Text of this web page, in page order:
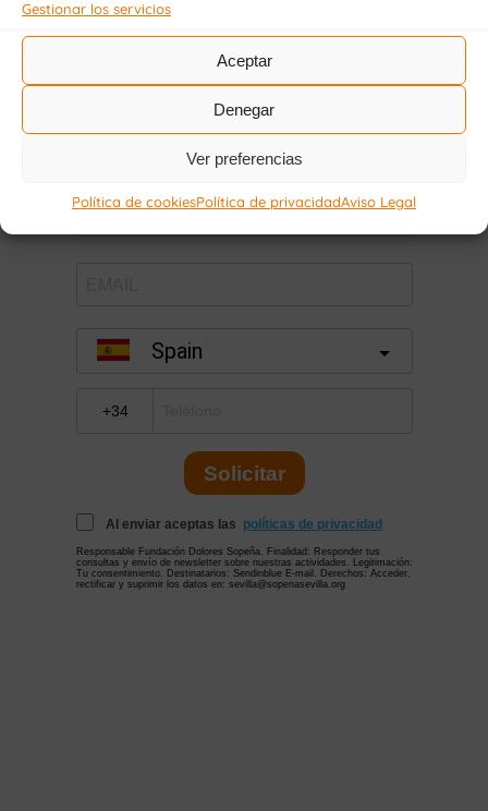
Gestionar los servicios
Aceptar
Denegar
Ver preferencias
Política de cookiesPolítica de privacidadAviso Legal
ayudar a los demás.